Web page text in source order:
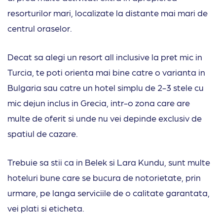
resorturilor mari, localizate la distante mai mari de
centrul oraselor.
Decat sa alegi un resort all inclusive la pret mic in
Turcia, te poti orienta mai bine catre o varianta in
Bulgaria sau catre un hotel simplu de 2-3 stele cu
mic dejun inclus in Grecia, intr-o zona care are
multe de oferit si unde nu vei depinde exclusiv de
spatiul de cazare.
Trebuie sa stii ca in Belek si Lara Kundu, sunt multe
hoteluri bune care se bucura de notorietate, prin
urmare, pe langa serviciile de o calitate garantata,
vei plati si eticheta.